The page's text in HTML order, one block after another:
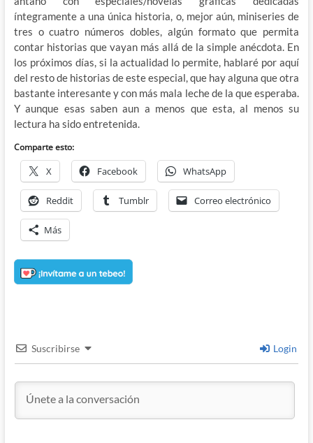
íntegramente a una única historia, o, mejor aún, miniseries de
tres o cuatro números dobles, algún formato que permita
contar historias que vayan más allá de la simple anécdota. En
los próximos días, si la actualidad lo permite, hablaré por aquí
del resto de historias de este especial, que hay alguna que otra
bastante interesante y con más mala leche de la que esperaba.
Y aunque esas saben aun a menos que esta, al menos su
lectura ha sido entretenida.
Comparte esto:
X Facebook WhatsApp
Reddit Tumblr Correo electrónico
Más
Suscribirse Login